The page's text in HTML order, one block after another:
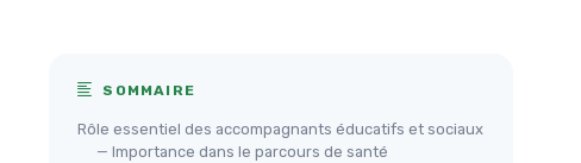
SOMMAIRE
Rôle essentiel des accompagnants éducatifs et sociaux
— Importance dans le parcours de santé